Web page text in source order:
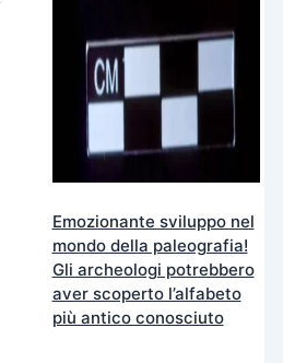
Emozionante sviluppo nel
mondo della paleografia!
Gli archeologi potrebbero
aver scoperto l’alfabeto
più antico conosciuto